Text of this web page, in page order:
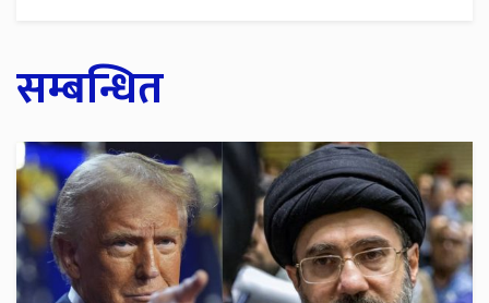
सम्बन्धित